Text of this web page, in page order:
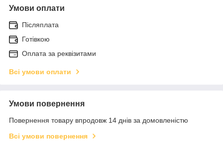
Умови оплати
Післяплата
Готівкою
Оплата за реквізитами
Всі умови оплати
Умови повернення
Повернення товару впродовж 14 днів за домовленістю
Всі умови повернення